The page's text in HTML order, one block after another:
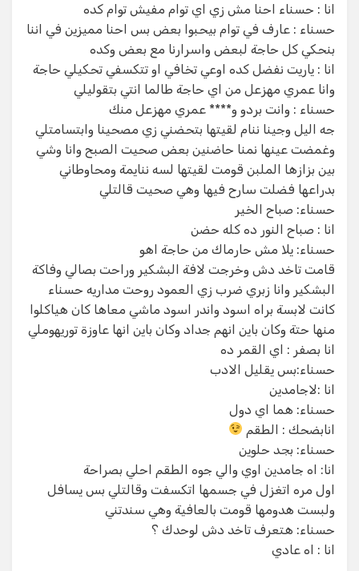
انا : حسناء احنا مش زي اي توام مفيش توام كده
حسناء : عارف في توام بيحبوا بعض بس احنا مميزين في اننا
بنحكي كل حاجة لبعض واسرارنا مع بعض وكده
انا : ياريت نفضل كده اوعي تخافي او تتكسفي تحكيلي حاجة
وانا عمري مهزعل من اي حاجة طالما انتي بتقوليلي
حسناء : وانت بردو و**** عمري مهزعل منك
جه اليل وجينا ننام لقيتها بتحضني زي مصحينا وابتسامتلي
وغمضت عينها نمنا حاضنين بعض صحيت الصبح وانا وشي
بين بزازها الملبن قومت لقيتها لسه ننايمة ومحاوطاني
بدراعها فضلت سارح فيها وهي صحيت قالتلي
حسناء: صباح الخير
انا : صباح النور ده كله حضن
حسناء: يلا مش حارماك من حاجة اهو
قامت تاخد دش وخرجت لافة البشكير وراحت بصالي وفاكة
البشكير وانا زبري ضرب زي العمود روحت مداريه حسناء
كانت لابسة براه اسود واندر اسود ماشي معاها كان هياكلوا
منها حتة وكان باين انهم جداد وكان باين انها عاوزة توريهوملي
انا بصفر : اي القمر ده
حسناء:بس يقليل الادب
انا :لاجامدين
حسناء: هما اي دول
انابضحك : الطقم
حسناء: بجد حلوين
انا: اه جامدين اوي والي جوه الطقم احلي بصراحة
اول مره اتغزل في جسمها اتكسفت وقالتلي بس يسافل
ولبست هدومها قومت بالعافية وهي سندتني
حسناء: هتعرف تاخد دش لوحدك ؟
انا : اه عادي